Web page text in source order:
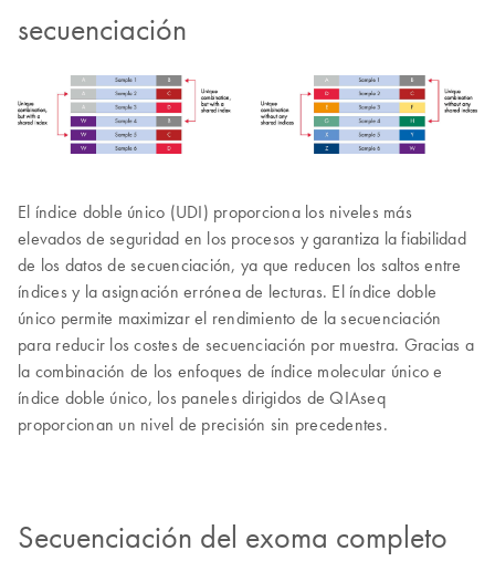
secuenciación
El índice doble único (UDI) proporciona los niveles más
elevados de seguridad en los procesos y garantiza la fiabilidad
de los datos de secuenciación, ya que reducen los saltos entre
índices y la asignación errónea de lecturas. El índice doble
único permite maximizar el rendimiento de la secuenciación
para reducir los costes de secuenciación por muestra. Gracias a
la combinación de los enfoques de índice molecular único e
índice doble único, los paneles dirigidos de QIAseq
proporcionan un nivel de precisión sin precedentes.
Secuenciación del exoma completo